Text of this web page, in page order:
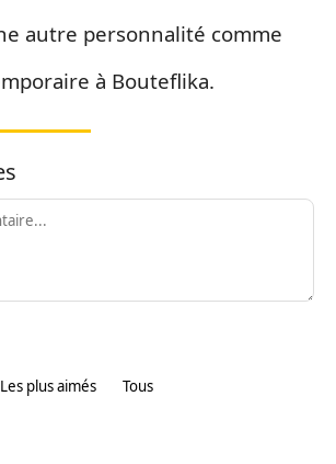
autre personnalité comme
à Bouteflika.
Les plus aimés Tous